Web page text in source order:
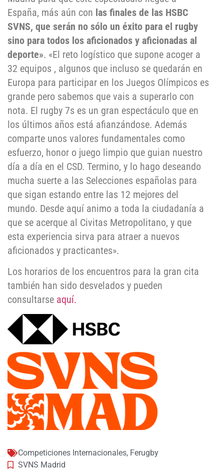
España, más aún con las finales de las HSBC
SVNS, que serán no sólo un éxito para el rugby
sino para todos los aficionados y aficionadas al
deporte». «El reto logístico que supone acoger a
32 equipos , algunos que incluso se quedarán en
Europa para participar en los Juegos Olímpicos es
grande pero sabemos que vais a superarlo con
nota. El rugby 7s es un gran espectáculo que en
los últimos años está afianzándose. Además
comparte unos valores fundamentales como
esfuerzo, honor o juego limpio que guian nuestro
día a día en el CSD. Termino, y lo hago deseando
mucha suerte a las Selecciones españolas para
que sigan estando entre las 12 mejores del
mundo. Desde aquí animo a toda la ciudadanía a
que se acerque al Civitas Metropolitano, y que
esta experiencia sirva para atraer a nuevos
aficionados y practicantes».
Los horarios de los encuentros para la gran cita
también han sido desvelados y pueden
consultarse aquí.
Competiciones Internacionales, Ferugby
SVNS Madrid